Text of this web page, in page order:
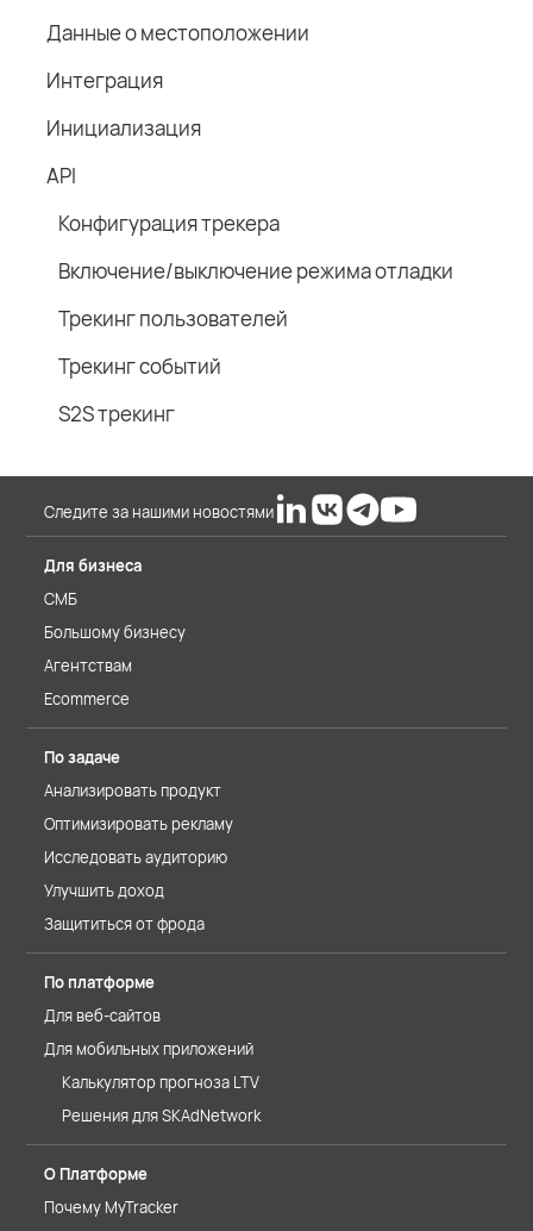
Данные о местоположении
Интеграция
Инициализация
API
Конфигурация трекера
Включение/выключение режима отладки
Трекинг пользователей
Трекинг событий
S2S трекинг
Следите за нашими новостями
Для бизнеса
СМБ
Большому бизнесу
Агентствам
Ecommerce
По задаче
Анализировать продукт
Оптимизировать рекламу
Исследовать аудиторию
Улучшить доход
Защититься от фрода
По платформе
Для веб-сайтов
Для мобильных приложений
Калькулятор прогноза LTV
Решения для SKAdNetwork
О Платформе
Почему MyTracker